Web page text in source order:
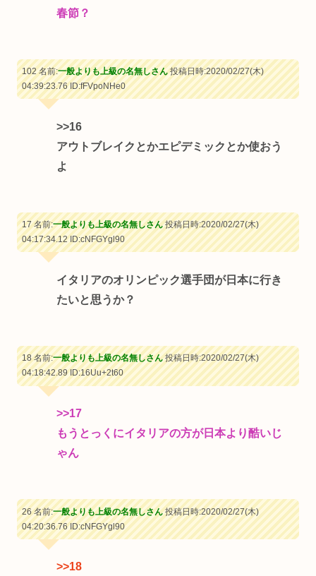
春節？
102 名前:一般よりも上級の名無しさん投稿日時:2020/02/27(木)
04:39:23.76ID:fFVpoNHe0
>>16
アウトブレイクとかエピデミックとか使おう
よ
17 名前:一般よりも上級の名無しさん投稿日時:2020/02/27(木)
04:17:34.12ID:cNFGYgl90
イタリアのオリンピック選手団が日本に行き
たいと思うか？
18 名前:一般よりも上級の名無しさん投稿日時:2020/02/27(木)
04:18:42.89ID:16Uu+2t60
>>17
もうとっくにイタリアの方が日本より酷いじ
ゃん
26 名前:一般よりも上級の名無しさん投稿日時:2020/02/27(木)
04:20:36.76ID:cNFGYgl90
>>18